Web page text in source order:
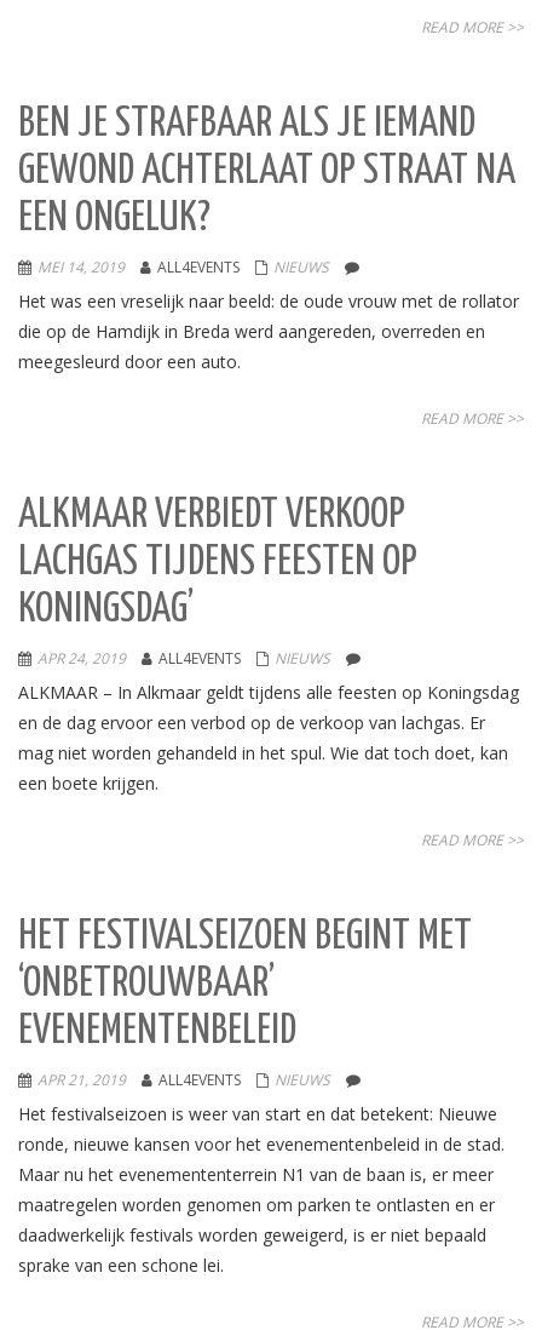
READ MORE >>
BEN JE STRAFBAAR ALS JE IEMAND
GEWOND ACHTERLAAT OP STRAAT NA
EEN ONGELUK?
MEI 14, 2019 ALL4EVENTS NIEUWS
Het was een vreselijk naar beeld: de oude vrouw met de rollator
die op de Hamdijk in Breda werd aangereden, overreden en
meegesleurd door een auto.
READ MORE >>
ALKMAAR VERBIEDT VERKOOP
LACHGAS TIJDENS FEESTEN OP
KONINGSDAG’
APR 24, 2019 ALL4EVENTS NIEUWS
ALKMAAR – In Alkmaar geldt tijdens alle feesten op Koningsdag
en de dag ervoor een verbod op de verkoop van lachgas. Er
mag niet worden gehandeld in het spul. Wie dat toch doet, kan
een boete krijgen.
READ MORE >>
HET FESTIVALSEIZOEN BEGINT MET
‘ONBETROUWBAAR’
EVENEMENTENBELEID
APR 21, 2019 ALL4EVENTS NIEUWS
Het festivalseizoen is weer van start en dat betekent: Nieuwe
ronde, nieuwe kansen voor het evenementenbeleid in de stad.
Maar nu het evenemententerrein N1 van de baan is, er meer
maatregelen worden genomen om parken te ontlasten en er
daadwerkelijk festivals worden geweigerd, is er niet bepaald
sprake van een schone lei.
READ MORE >>